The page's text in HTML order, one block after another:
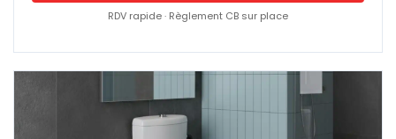
RDV rapide · Règlement CB sur place